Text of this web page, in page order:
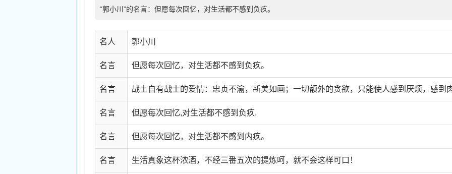
“郭小川”的名言：但愿每次回忆，对生活都不感到负疚。
名人 郭小川
名言 但愿每次回忆，对生活都不感到负疚。
名言 战士自有战士的爱情：忠贞不渝，新美如画；一切额外的贪欲，只能使人感到厌烦，感到
名言 但愿每次回忆,对生活都不感到负疚.
名言 但愿每次回忆，对生活都不感到内疚。
名言 生活真象这杯浓酒，不经三番五次的提炼呵，就不会这样可口！